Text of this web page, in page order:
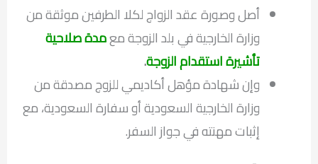
أصل وصورة عقد الزواج لكلا الطرفين موثقة من
وزارة الخارجية في بلد الزوجة معمدة صلاحية
تأشيرة استقدام الزوجة.
وإن شهادة مؤهل أكاديمي للزوج مصدقة من
وزارة الخارجية السعودية أو سفارة السعودية، مع
إثبات مهنته في جواز السفر.